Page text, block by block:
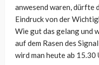
anwesend waren, dürfte
Eindruck von der
Wie gut das gelang und
auf dem Rasen des
wird man heute ab 15.30